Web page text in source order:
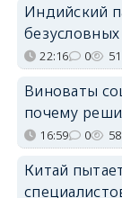
Индийский
22:16 0 51
Виноваты
почему
16:59 0
Китай